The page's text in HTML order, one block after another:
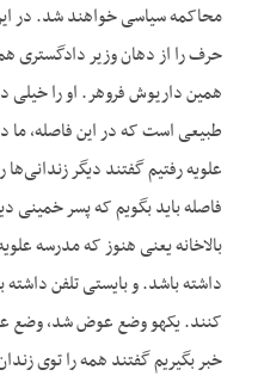
محاکمه سیاسی خواهند شد. در
حرف را از دهان وزیر دادگستری
همین داریوش فروهر. او را
طبیعی است که در این فاصله، ما
علویه رفتیم گفتند دیگر
فاصله باید بگویم که پسر خمینی
بالاخانه یعنی هنوز که مدرسه
داشته باشد. و بایستی تلفن داشته
کنند. یکهو وضع عوض شد، وضع
خبر بگیریم گفتند همه را توی